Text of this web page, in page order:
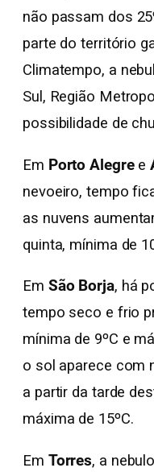
não passam dos
parte do território
Climatempo, a
Sul, Região
possibilidade de
Em Porto Alegree
nevoeiro, tempo
as nuvens
quinta, mínima de
Em São Borja, há
tempo seco e frio
mínima de 9ºC e
o sol aparece com
a partir da tarde
máxima de 15ºC.
Em Torres, a